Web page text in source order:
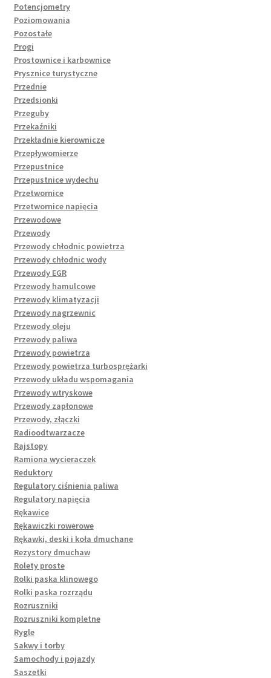
Potencjometry
Poziomowania
Pozostałe
Progi
Prostownice i karbownice
Prysznice turystyczne
Przednie
Przedsionki
Przeguby
Przekaźniki
Przekładnie kierownicze
Przepływomierze
Przepustnice
Przepustnice wydechu
Przetwornice
Przetwornice napięcia
Przewodowe
Przewody
Przewody chłodnic powietrza
Przewody chłodnic wody
Przewody EGR
Przewody hamulcowe
Przewody klimatyzacji
Przewody nagrzewnic
Przewody oleju
Przewody paliwa
Przewody powietrza
Przewody powietrza turbosprężarki
Przewody układu wspomagania
Przewody wtryskowe
Przewody zapłonowe
Przewody, złączki
Radioodtwarzacze
Rajstopy
Ramiona wycieraczek
Reduktory
Regulatory ciśnienia paliwa
Regulatory napięcia
Rękawice
Rękawiczki rowerowe
Rękawki, deski i koła dmuchane
Rezystory dmuchaw
Rolety proste
Rolki paska klinowego
Rolki paska rozrządu
Rozruszniki
Rozruszniki kompletne
Rygle
Sakwy i torby
Samochody i pojazdy
Saszetki